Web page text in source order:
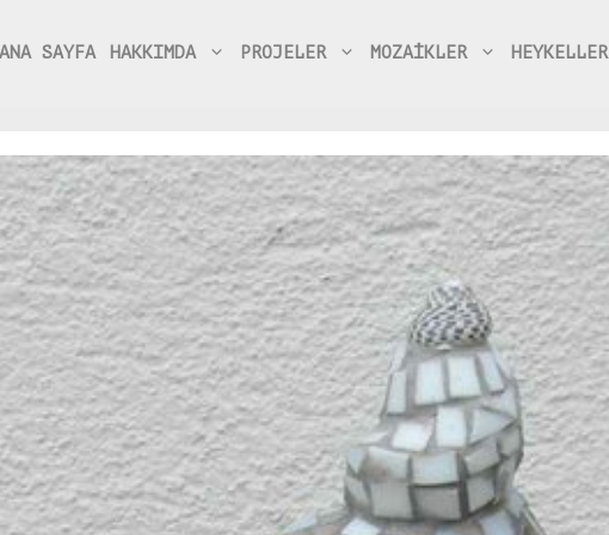
ANA SAYFA HAKKIMDA PROJELER MOZAİKLER HEYKELLER